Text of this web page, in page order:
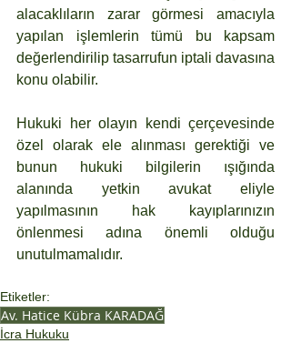
alacaklıların zarar görmesi amacıyla
yapılan işlemlerin tümü bu kapsam
değerlendirilip tasarrufun iptali davasına
konu olabilir.
Hukuki her olayın kendi çerçevesinde
özel olarak ele alınması gerektiği ve
bunun hukuki bilgilerin ışığında
alanında yetkin avukat eliyle
yapılmasının hak kayıplarınızın
önlenmesi adına önemli olduğu
unutulmamalıdır.
Etiketler:
Av. Hatice Kübra KARADAĞ
İcra Hukuku